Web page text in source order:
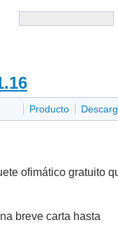
Producto
ofimático gratuito
breve carta hasta